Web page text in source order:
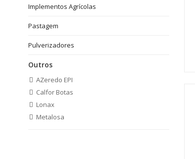
Implementos Agrícolas
Pastagem
Pulverizadores
Outros
AZeredo EPI
Calfor Botas
Lonax
Metalosa